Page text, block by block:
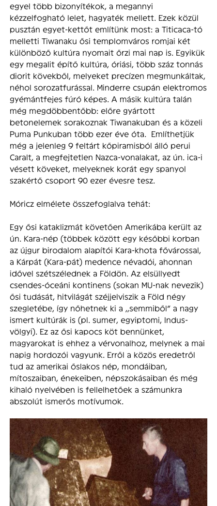
egyel több bizonyítékok, a megannyi
kézzelfogható lelet, hagyaték mellett. Ezek közül
pusztán egyet-kettőt említünk most: a Titicaca-tó
melletti Tiwanaku ősi templomváros romjai két
különböző kultúra nyomait őrzi mai nap is. Egyikük
egy megalit építő kultúra, óriási, több száz tonnás
diorit kövekből, melyeket precízen megmunkáltak,
néhol sorozatfurással. Minderre csupán elektromos
gyémántfejes fúró képes. A másik kultúra talán
még megdöbbentőbb: előre gyártott
betonelemek sorakoznak Tiwanakuban és a közeli
Puma Punkuban több ezer éve óta. Említhetjük
még a jelenleg 9 feltárt kőpiramisból álló perui
Caralt, a megfejtetlen Nazca-vonalakat, az ún. ica-i
vésett köveket, melyeknek korát egy spanyol
szakértő csoport 90 ezer évesre tesz.
Móricz elmélete összefoglalva tehát:
Egy ősi kataklizmát követően Amerikába került az
ún. Kara-nép (többek között egy későbbi korban
az újgur birodalom alapítói Kara-khota fővárossal,
a Kárpát (Kara-pát) medence névadói, ahonnan
idővel szétszélednek a Földön. Az elsüllyedt
csendes-óceáni kontinens (sokan MU-nak nevezik)
ősi tudását, hitvilágát széjjelviszik a Föld négy
szegletébe, így nőhetnek ki a ,,semmiből” a nagy
ismert kultúrák is (pl. sumer, egyiptomi, Indus-
völgyi). Ez az ősi kapocs köt bennünket,
magyarokat is ehhez a vérvonalhoz, melynek a mai
napig hordozói vagyunk. Erről a közös eredetről
tud az amerikai őslakos nép, mondáiban,
mítoszaiban, énekeiben, népszokásaiban és még
kihaló nyelvében is fellelhetőek a számunkra
abszolút ismerős motívumok.